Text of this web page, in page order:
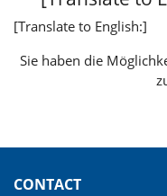
[Translate to English:]
Sie haben die
CONTACT